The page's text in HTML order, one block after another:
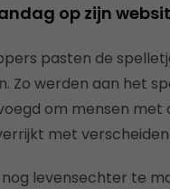
op zijn
pasten de
Zo werden aan het
om mensen
met
levensechter te